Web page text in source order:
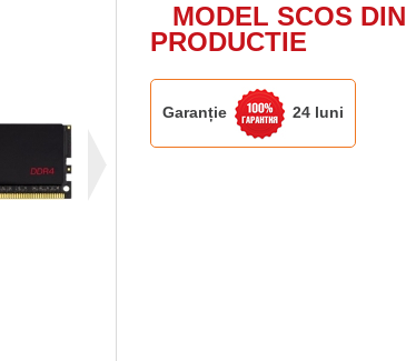
MODEL SCOS DIN
PRODUCTIE
Garanție 24 luni